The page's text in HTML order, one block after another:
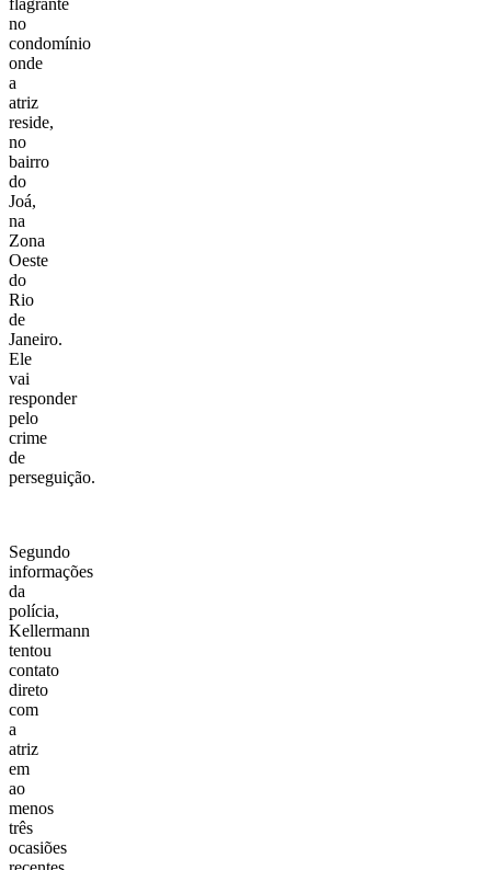
flagrante
no
condomínio
onde
a
atriz
reside,
no
bairro
do
Joá,
na
Zona
Oeste
do
Rio
de
Janeiro.
Ele
vai
responder
pelo
crime
de
perseguição.
Segundo
informações
da
polícia,
Kellermann
tentou
contato
direto
com
a
atriz
em
ao
menos
três
ocasiões